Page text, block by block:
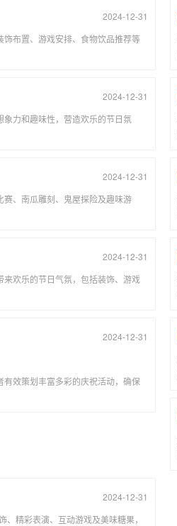
2024-12-31
布置、游戏安排、食物饮品推荐等
2024-12-31
力和趣味性，营造欢乐的节日氛
2024-12-31
、南瓜雕刻、鬼屋探险及趣味游
2024-12-31
欢乐的节日气氛，包括装饰、游戏
2024-12-31
效策划丰富多彩的庆祝活动，确保
2024-12-31
精彩表演、互动游戏及美味糖果，